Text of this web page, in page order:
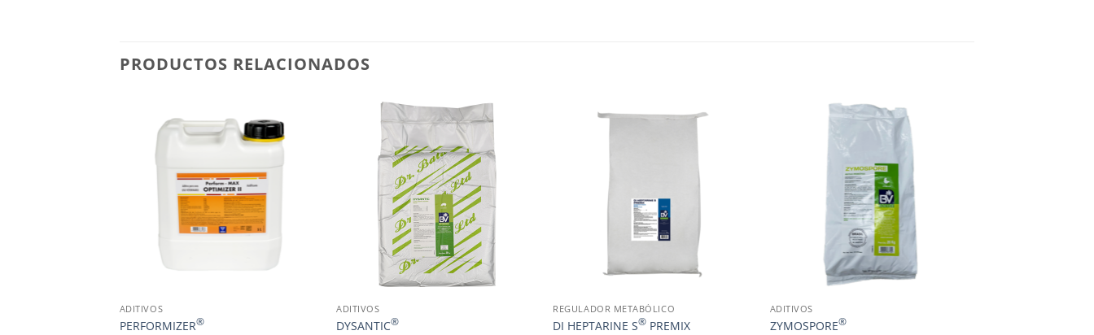
PRODUCTOS RELACIONADOS
ADITIVOS
PERFORMIZER®
ADITIVOS
DYSANTIC®
REGULADOR METABÓLICO
DI HEPTARINE S® PREMIX
ADITIVOS
ZYMOSPORE®